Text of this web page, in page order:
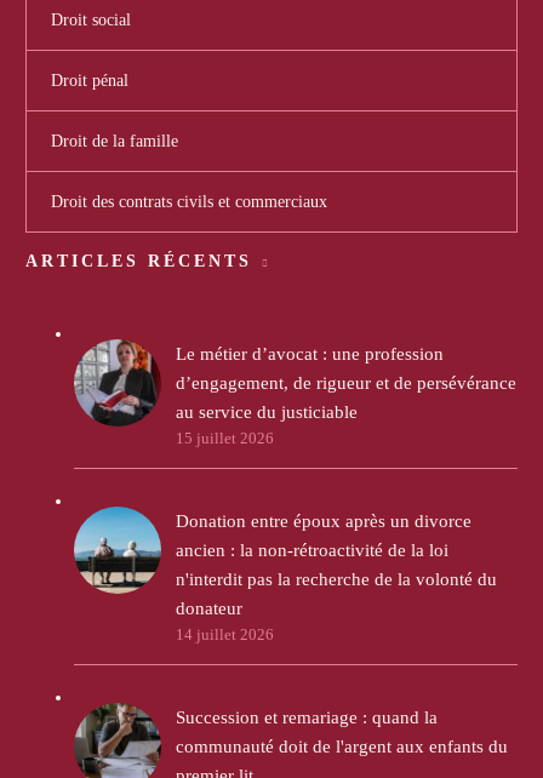
Droit social
Droit pénal
Droit de la famille
Droit des contrats civils et commerciaux
ARTICLES RÉCENTS
Le métier d’avocat : une profession
d’engagement, de rigueur et de persévérance
au service du justiciable
15 juillet 2026
Donation entre époux après un divorce
ancien : la non-rétroactivité de la loi
n'interdit pas la recherche de la volonté du
donateur
14 juillet 2026
Succession et remariage : quand la
communauté doit de l'argent aux enfants du